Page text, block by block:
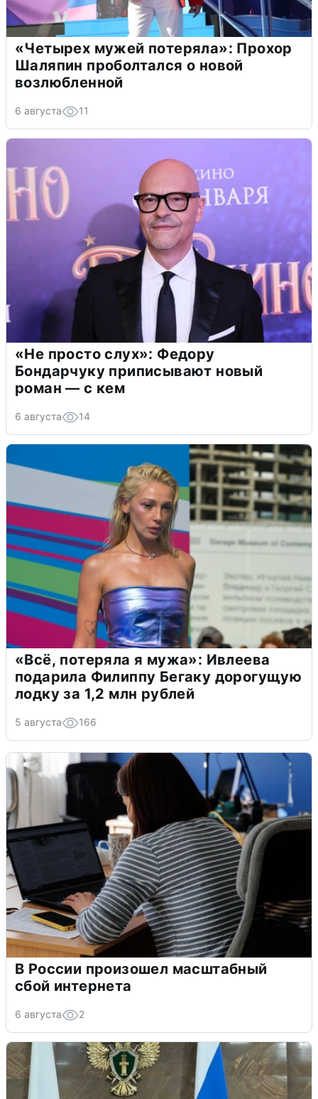
«Четырех мужей потеряла»: Прохор
Шаляпин проболтался о новой
возлюбленной
6 августа 11
«Не просто слух»: Федору
Бондарчуку приписывают новый
роман — с кем
6 августа 14
«Всё, потеряла я мужа»: Ивлеева
подарила Филиппу Бегаку дорогущую
лодку за 1,2 млн рублей
5 августа 166
В России произошел масштабный
сбой интернета
6 августа 2